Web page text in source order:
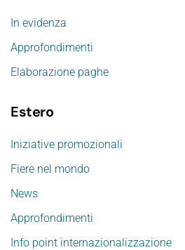
In evidenza
Approfondimenti
Elaborazione paghe
Estero
Iniziative promozionali
Fiere nel mondo
News
Approfondimenti
Info point internazionalizzazione